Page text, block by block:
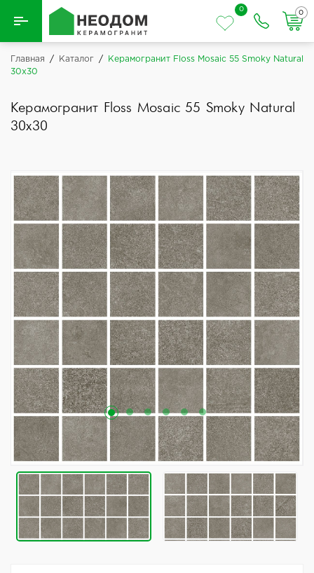
Назад
0
0
Главная / Каталог /
Керамогранит Floss Mosaic 55 Smoky Natural
30x30
Керамогранит Floss Mosaic 55 Smoky Natural
30x30